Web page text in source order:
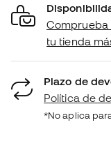
Comprueba
tu tienda
Plazo de
Política de
*No aplica